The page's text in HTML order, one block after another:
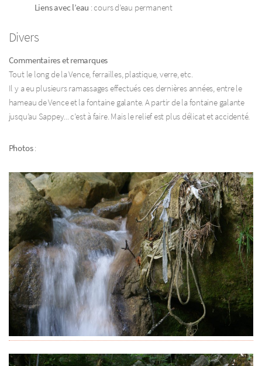
Liens avec l’eau : cours d’eau permanent
Divers
Commentaires et remarques
Tout le long de la Vence, ferrailles, plastique, verre, etc.
Il y a eu plusieurs ramassages effectués ces dernières années, entre le
hameau de Vence et la fontaine galante. A partir de la fontaine galante
jusqu’au Sappey... c’est à faire. Mais le relief est plus délicat et accidenté.
Photos: